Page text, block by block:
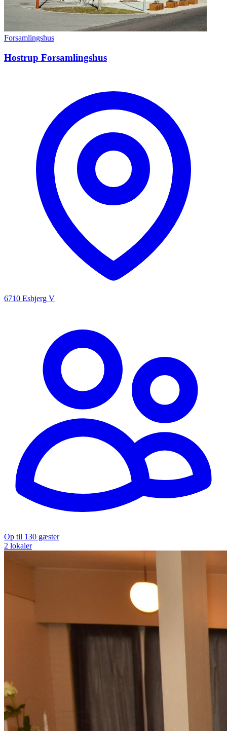
Forsamlingshus
Hostrup Forsamlingshus
6710 Esbjerg V
Op til 130 gæster
2 lokaler